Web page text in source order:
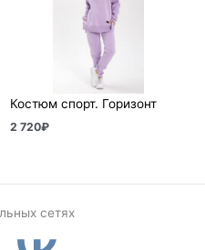
Костюм спорт. Горизонт
2 720₽
сетях